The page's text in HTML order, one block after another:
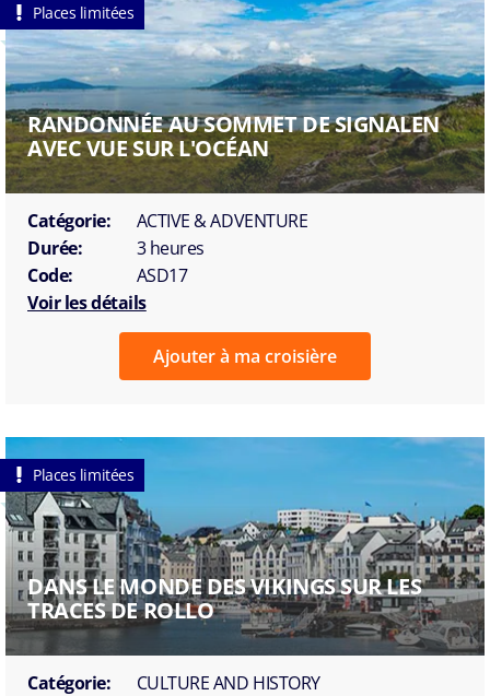
Places limitées
RANDONNÉE AU SOMMET DE SIGNALEN
AVEC VUE SUR L'OCÉAN
Catégorie:
ACTIVE & ADVENTURE
Durée:
3 heures
Code:
ASD17
Voir les détails
Ajouter à ma croisière
Places limitées
DANS LE MONDE DES VIKINGS SUR LES
TRACES DE ROLLO
Catégorie:
CULTURE AND HISTORY